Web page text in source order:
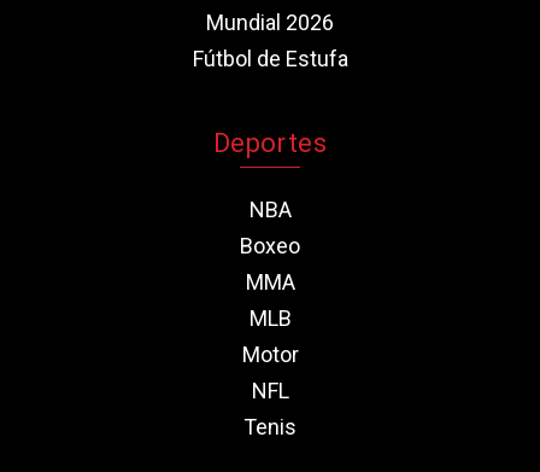
Mundial 2026
Fútbol de Estufa
Deportes
NBA
Boxeo
MMA
MLB
Motor
NFL
Tenis